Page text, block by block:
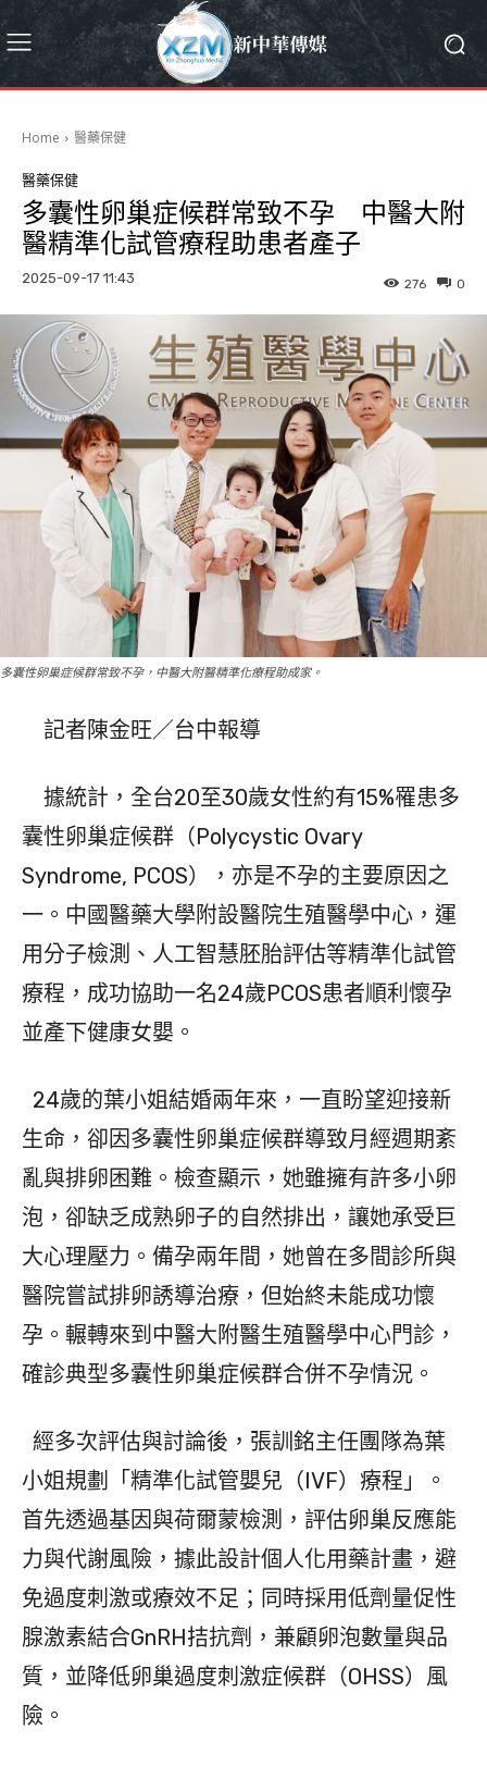
Home 醫藥保健
醫藥保健
多囊性卵巢症候群常致不孕 中醫大附
醫精準化試管療程助患者產子
2025-09-17 11:43 0
276
多囊性卵巢症候群常致不孕，中醫大附醫精準化療程助成家。
記者陳金旺／台中報導
據統計，全台20至30歲女性約有15%罹患多
囊性卵巢症候群（Polycystic Ovary
Syndrome, PCOS），亦是不孕的主要原因之
一。中國醫藥大學附設醫院生殖醫學中心，運
用分子檢測、人工智慧胚胎評估等精準化試管
療程，成功協助一名24歲PCOS患者順利懷孕
並產下健康女嬰。
24歲的葉小姐結婚兩年來，一直盼望迎接新
生命，卻因多囊性卵巢症候群導致月經週期紊
亂與排卵困難。檢查顯示，她雖擁有許多小卵
泡，卻缺乏成熟卵子的自然排出，讓她承受巨
大心理壓力。備孕兩年間，她曾在多間診所與
醫院嘗試排卵誘導治療，但始終未能成功懷
孕。輾轉來到中醫大附醫生殖醫學中心門診，
確診典型多囊性卵巢症候群合併不孕情況。
經多次評估與討論後，張訓銘主任團隊為葉
小姐規劃「精準化試管嬰兒（IVF）療程」。
首先透過基因與荷爾蒙檢測，評估卵巢反應能
力與代謝風險，據此設計個人化用藥計畫，避
免過度刺激或療效不足；同時採用低劑量促性
腺激素結合GnRH拮抗劑，兼顧卵泡數量與品
質，並降低卵巢過度刺激症候群（OHSS）風
險。